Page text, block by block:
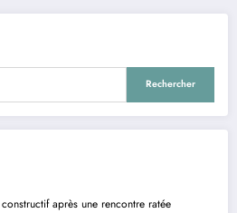
Rechercher
après une rencontre ratée